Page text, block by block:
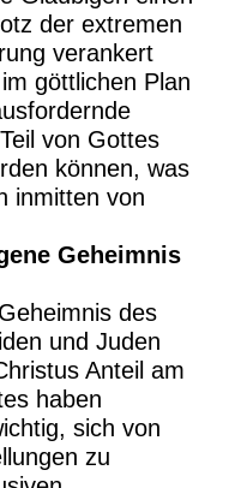
der extremen
verankert
göttlichen Plan
von Gottes
können, was
inmitten von
Geheimnis
des
und Juden
Anteil am
haben
sich von
zu